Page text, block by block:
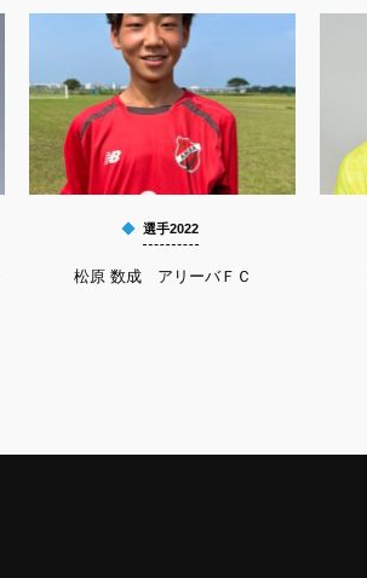
選手2022
松原 数成 アリーバＦＣ